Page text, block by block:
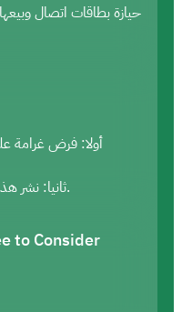
حيازة بطاقات اتصال
أولا: فرض غرامة
ثانيا: نشر هذه العقوبة في الموقع الإلكتروني للهيئة.
to Consider